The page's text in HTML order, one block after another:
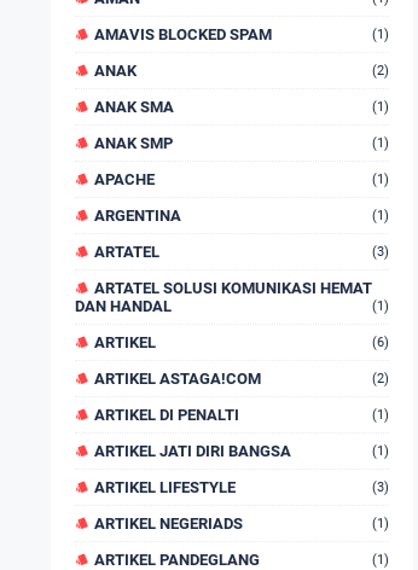
AMAVIS BLOCKED SPAM (1)
ANAK (2)
ANAK SMA (1)
ANAK SMP (1)
APACHE (1)
ARGENTINA (1)
ARTATEL (3)
ARTATEL SOLUSI KOMUNIKASI HEMAT
DAN HANDAL
(1)
ARTIKEL (6)
ARTIKEL ASTAGA!COM (2)
ARTIKEL DI PENALTI (1)
ARTIKEL JATI DIRI BANGSA (1)
ARTIKEL LIFESTYLE (3)
ARTIKEL NEGERIADS (1)
ARTIKEL PANDEGLANG (1)